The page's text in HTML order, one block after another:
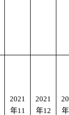
2021
年11
2021
年12
年